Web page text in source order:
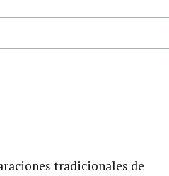
tradicionales de